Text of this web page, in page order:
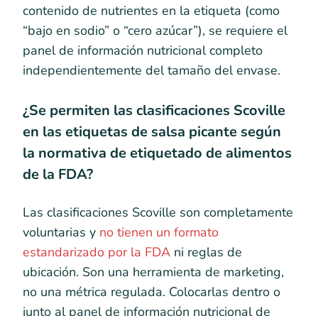
contenido de nutrientes en la etiqueta (como
“bajo en sodio” o “cero azúcar”), se requiere el
panel de información nutricional completo
independientemente del tamaño del envase.
¿Se permiten las clasificaciones Scoville
en las etiquetas de salsa picante según
la normativa de etiquetado de alimentos
de la FDA?
Las clasificaciones Scoville son completamente
voluntarias y no tienen un formato
estandarizado por la FDA ni reglas de
ubicación. Son una herramienta de marketing,
no una métrica regulada. Colocarlas dentro o
junto al panel de información nutricional de